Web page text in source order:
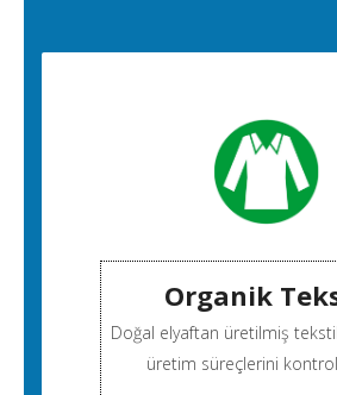
Organik
Doğal elyaftan üretilmiş
üretim süreçlerini